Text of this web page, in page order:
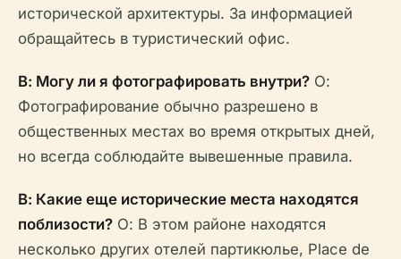
исторической архитектуры. За информацией
обращайтесь в туристический офис.
В: Могу ли я фотографировать внутри? О:
Фотографирование обычно разрешено в
общественных местах во время открытых дней,
но всегда соблюдайте вывешенные правила.
В: Какие еще исторические места находятся
поблизости? О: В этом районе находятся
несколько других отелей партикюлье, Place de